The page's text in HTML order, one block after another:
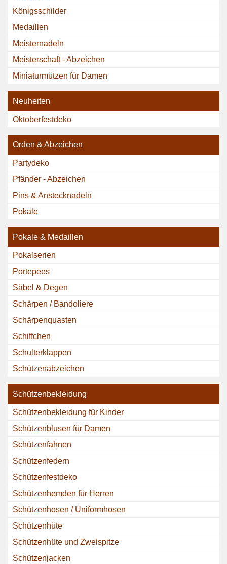
Königsschilder
Medaillen
Meisternadeln
Meisterschaft - Abzeichen
Miniaturmützen für Damen
Neuheiten
Oktoberfestdeko
Orden & Abzeichen
Partydeko
Pfänder - Abzeichen
Pins & Anstecknadeln
Pokale
Pokale & Medaillen
Pokalserien
Portepees
Säbel & Degen
Schärpen / Bandoliere
Schärpenquasten
Schiffchen
Schulterklappen
Schützenabzeichen
Schützenbekleidung
Schützenbekleidung für Kinder
Schützenblusen für Damen
Schützenfahnen
Schützenfedern
Schützenfestdeko
Schützenhemden für Herren
Schützenhosen / Uniformhosen
Schützenhüte
Schützenhüte und Zweispitze
Schützenjacken